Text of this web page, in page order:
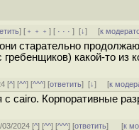
] [ ﹢﹢﹢] [ · · ·][↓] [к
старательно
гребенщиков) какой-то
[^] [^^] [^^^] [ответить][↓] [к
с cairo. Корпоративные
03/2024 [^] [^^] [^^^] [ответить] [к